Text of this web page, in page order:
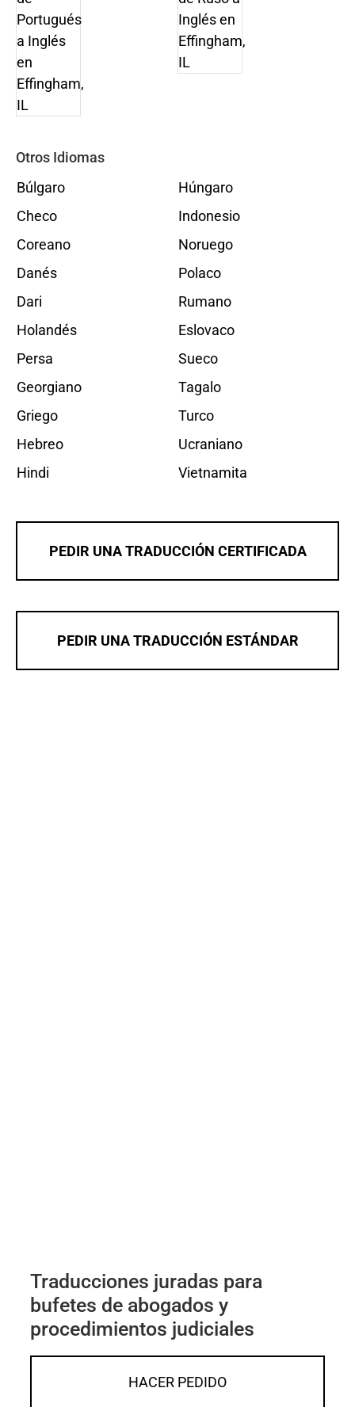
Otros Idiomas
Búlgaro
Checo
Coreano
Danés
Dari
Holandés
Persa
Georgiano
Griego
Hebreo
Hindi
Húngaro
Indonesio
Noruego
Polaco
Rumano
Eslovaco
Sueco
Tagalo
Turco
Ucraniano
Vietnamita
PEDIR UNA TRADUCCIÓN CERTIFICADA
PEDIR UNA TRADUCCIÓN ESTÁNDAR
Traducciones juradas para
bufetes de abogados y
procedimientos judiciales
HACER PEDIDO